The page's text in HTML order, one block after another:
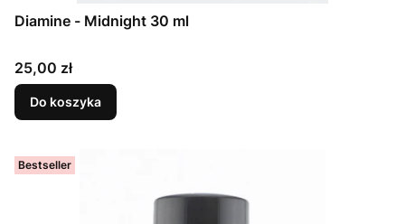
Diamine - Midnight 30 ml
Cena
25,00 zł
Do koszyka
Bestseller